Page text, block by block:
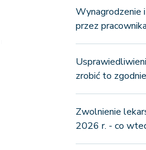
Wynagrodzenie
przez
zrobić to
Zwolnienie
2026 r. - co